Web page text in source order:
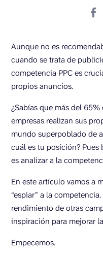
Aunque no es
cuando se trata de
competencia PPC es
propios anuncios.
¿Sabías que más del
empresas realizan sus
mundo superpoblado de
cuál es tu posición? Pues
es analizar a la
En este artículo vamos a
“espiar” a la
rendimiento de otras
inspiración para mejorar
Empecemos.